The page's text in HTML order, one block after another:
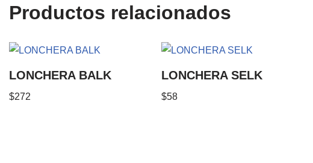
Productos relacionados
LONCHERA BALK
$272
LONCHERA SELK
$58